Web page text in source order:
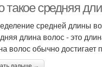
такое средняя
средней длины
длина волос - это
волос обычно достигает